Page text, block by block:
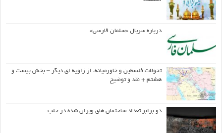
درباره سریال «سلمان فارسی»
تحولات فلسطین و خاورمیانه، از زاویه ای دیگر – بخش بیست و
هشتم + نقد و توضیح
دو برابر تعداد ساختمان های ویران شده در حلب